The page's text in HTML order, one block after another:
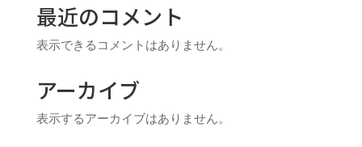
最近のコメント
表示できるコメントはありません。
アーカイブ
表示するアーカイブはありません。